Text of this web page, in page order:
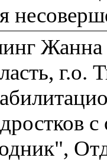
Жанна